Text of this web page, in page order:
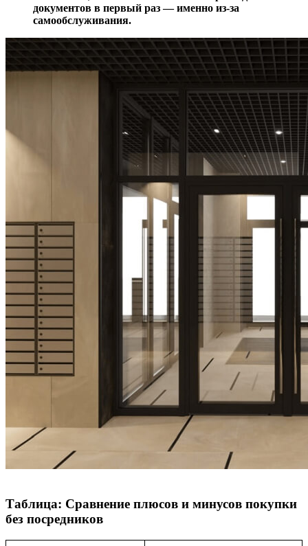
документов в первый раз — именно из-за
самообслуживания.
Таблица: Сравнение плюсов и минусов покупки
без посредников